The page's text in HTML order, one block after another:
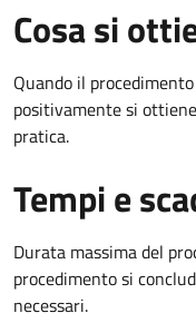
Cosa si
Quando il
positivamente si
pratica.
Tempi e
Durata massima del
procedimento si
necessari.